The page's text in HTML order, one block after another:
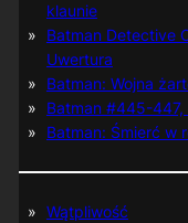
klaunie
Batman Detective
Uwertura
Batman: Wojna
Batman #445-
Batman: Śmierć w
Wątpliwość